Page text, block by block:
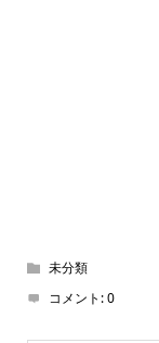
未分類
コメント:0